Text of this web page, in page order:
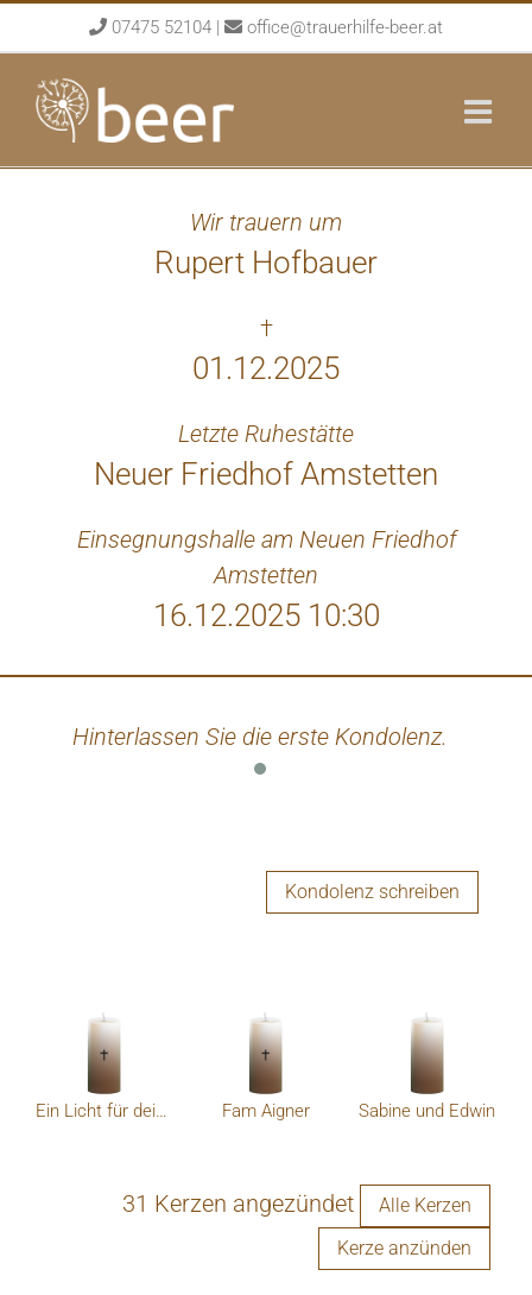
to
content
07475 52104 | office@trauerhilfe-beer.at
Wir trauern um
Rupert Hofbauer
†
01.12.2025
Letzte Ruhestätte
Neuer Friedhof Amstetten
Einsegnungshalle am Neuen Friedhof
Amstetten
16.12.2025 10:30
Hinterlassen Sie die erste Kondolenz.
Kondolenz schreiben
Ein Licht für deine Reise Fam Aigner Sabine und Edwin
31 Kerzen angezündet
Alle Kerzen
Kerze anzünden